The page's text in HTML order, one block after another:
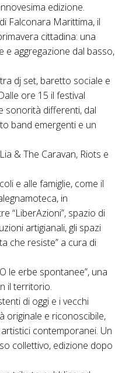
edizione.
Falconara Marittima, il
cittadina: una
e aggregazione dal basso,
dj set, baretto sociale e
ore 15 il festival
sonorità differenti, dal
band emergenti e un
& The Caravan, Riots e
e alle famiglie, come il
in
“LiberAzioni”, spazio di
artigianali, gli spazi
che resiste” a cura di
le erbe spontanee”, una
il territorio.
di oggi e i vecchi
originale e riconoscibile,
contemporanei. Un
collettivo, edizione dopo